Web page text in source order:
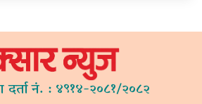
दर्ता नं. : ४९१४-२०८१/२०८२